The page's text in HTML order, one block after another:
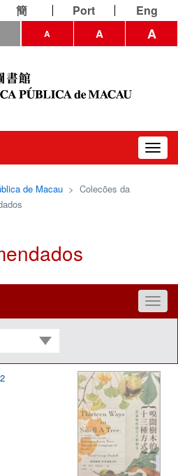
簡 Port Eng
A A A
de Macau > Colecões da
Toggle